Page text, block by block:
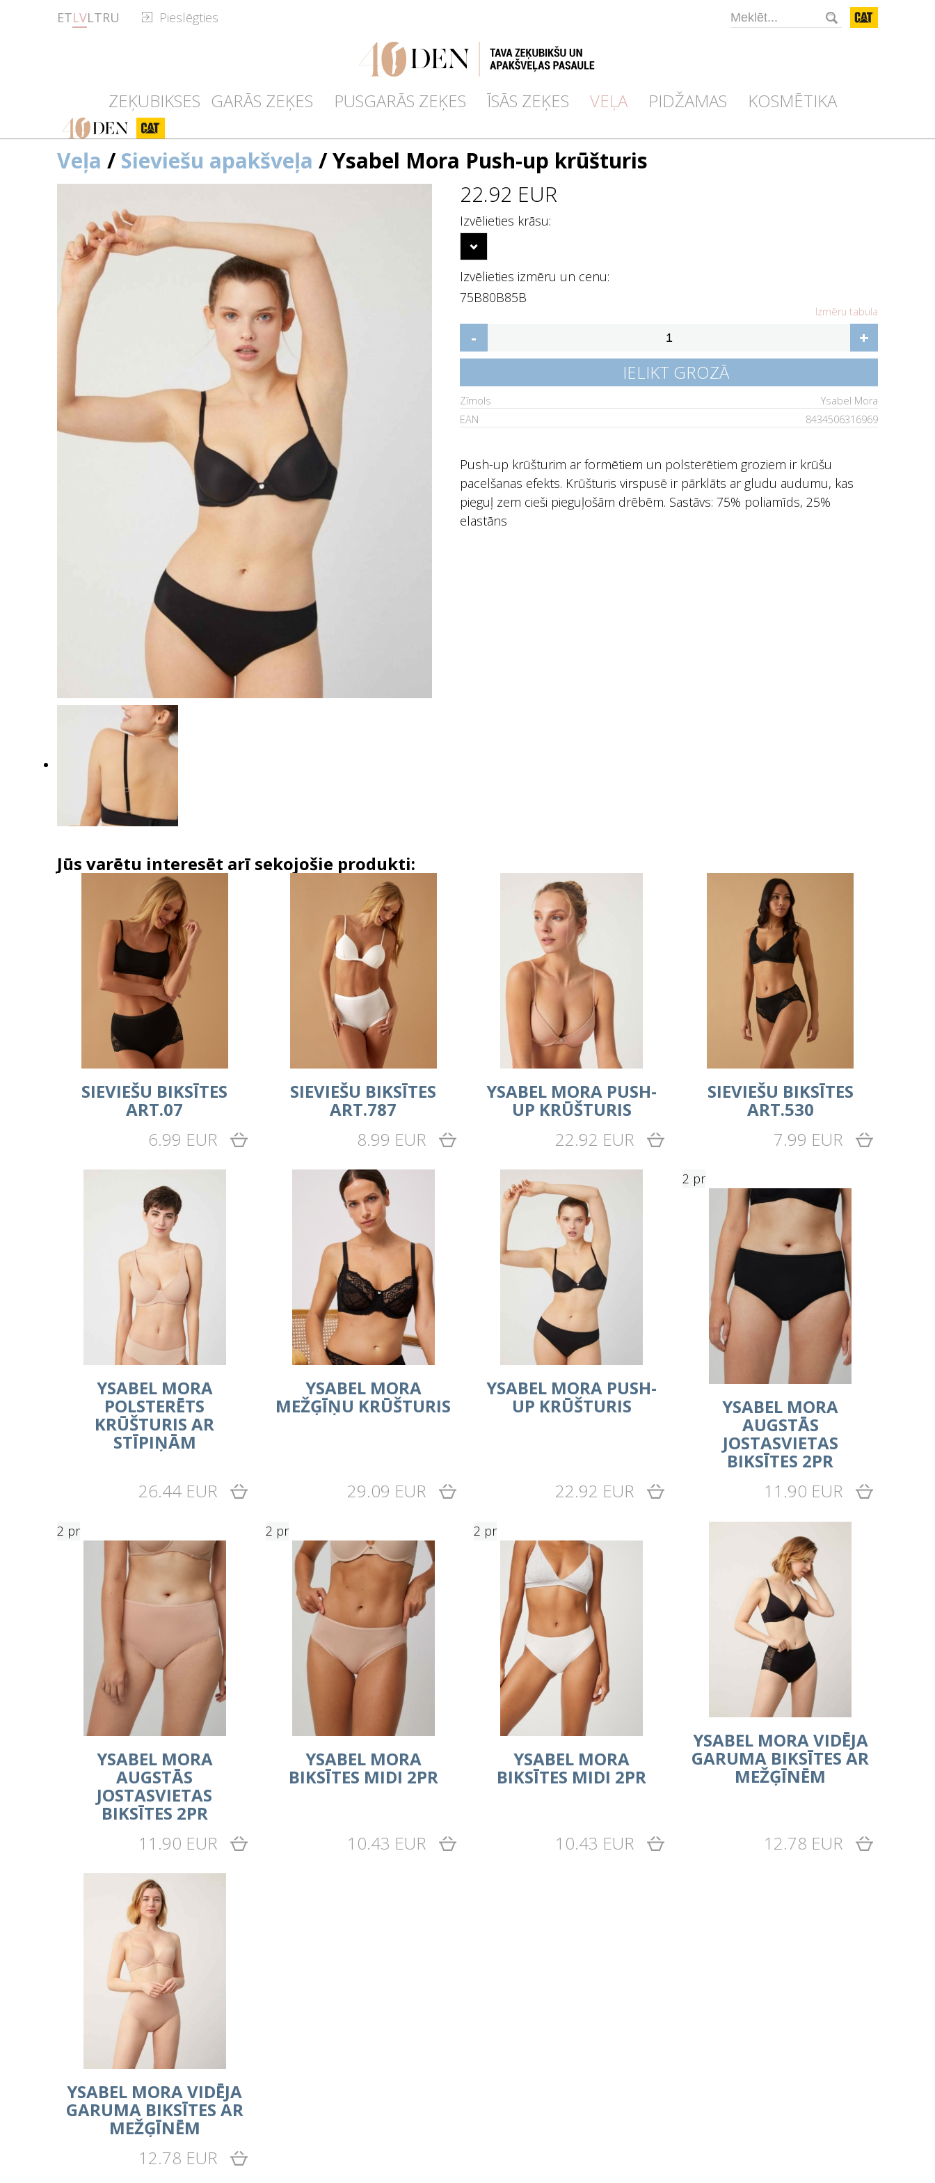
ETLVLTRU Pieslēgties
ZEĶUBIKSES GARĀS ZEĶES PUSGARĀS ZEĶES ĪSĀS ZEĶES VEĻA PIDŽAMAS KOSMĒTIKA
40den
Veļa / Sieviešu apakšveļa / Ysabel Mora Push-up krūšturis
22.92 EUR
Izvēlieties krāsu:
Izvēlieties izmēru un cenu:
75B80B85B
Izmēru tabula
-
+
IELIKT GROZĀ
Zīmols
Ysabel Mora
EAN
8434506316969
Push-up krūšturim ar formētiem un polsterētiem groziem ir krūšu
pacelšanas efekts. Krūšturis virspusē ir pārklāts ar gludu audumu, kas
pieguļ zem cieši pieguļošām drēbēm. Sastāvs: 75% poliamīds, 25%
elastāns
Jūs varētu interesēt arī sekojošie produkti:
SIEVIEŠU BIKSĪTES
ART.07
6.99 EUR
SIEVIEŠU BIKSĪTES
ART.787
8.99 EUR
YSABEL MORA PUSH-
UP KRŪŠTURIS
22.92 EUR
SIEVIEŠU BIKSĪTES
ART.530
7.99 EUR
YSABEL MORA
POLSTERĒTS
KRŪŠTURIS AR
STĪPIŅĀM
26.44 EUR
YSABEL MORA
MEŽĢĪŅU KRŪŠTURIS
29.09 EUR
YSABEL MORA PUSH-
UP KRŪŠTURIS
22.92 EUR
2 pr
YSABEL MORA
AUGSTĀS
JOSTASVIETAS
BIKSĪTES 2PR
11.90 EUR
2 pr
YSABEL MORA
AUGSTĀS
JOSTASVIETAS
BIKSĪTES 2PR
11.90 EUR
2 pr
YSABEL MORA
BIKSĪTES MIDI 2PR
10.43 EUR
2 pr
YSABEL MORA
BIKSĪTES MIDI 2PR
10.43 EUR
YSABEL MORA VIDĒJA
GARUMA BIKSĪTES AR
MEŽĢĪNĒM
12.78 EUR
YSABEL MORA VIDĒJA
GARUMA BIKSĪTES AR
MEŽĢĪNĒM
12.78 EUR